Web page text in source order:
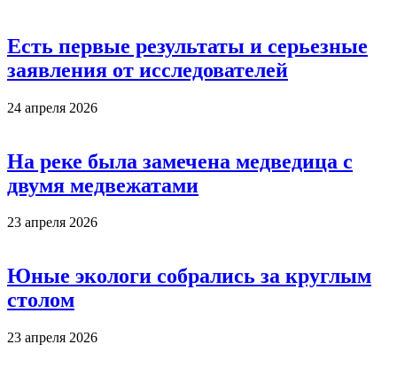
Есть первые результаты и серьезные
заявления от исследователей
24 апреля 2026
На реке была замечена медведица с
двумя медвежатами
23 апреля 2026
Юные экологи собрались за круглым
столом
23 апреля 2026